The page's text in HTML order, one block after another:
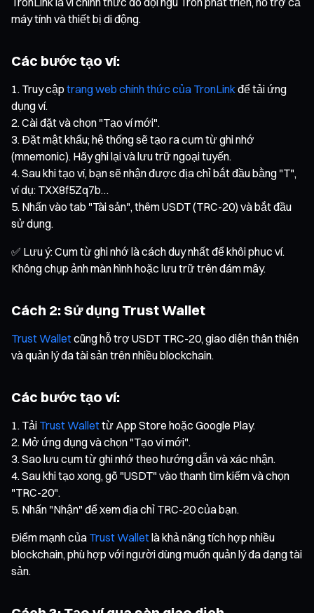
máy tính và thiết bị di động.
Các bước tạo ví:
Truy cập trang web chính thức của TronLinkđể tải ứng
dụng ví.
Cài đặt và chọn "Tạo ví mới".
Đặt mật khẩu; hệ thống sẽ tạo ra cụm từ ghi nhớ
(mnemonic). Hãy ghi lại và lưu trữ ngoại tuyến.
Sau khi tạo ví, bạn sẽ nhận được địa chỉ bắt đầu bằng "T",
ví dụ: TXX8f5Zq7b…
Nhấn vào tab "Tài sản", thêm USDT (TRC-20) và bắt đầu
sử dụng.
✅ Lưu ý: Cụm từ ghi nhớ là cách duy nhất để khôi phục ví.
Không chụp ảnh màn hình hoặc lưu trữ trên đám mây.
Cách 2: Sử dụng Trust Wallet
Trust Walletcũng hỗ trợ USDT TRC-20, giao diện thân thiện
và quản lý đa tài sản trên nhiều blockchain.
Các bước tạo ví:
Tải Trust Wallettừ App Store hoặc Google Play.
Mở ứng dụng và chọn "Tạo ví mới".
Sao lưu cụm từ ghi nhớ theo hướng dẫn và xác nhận.
Sau khi tạo xong, gõ "USDT" vào thanh tìm kiếm và chọn
"TRC-20".
Nhấn "Nhận" để xem địa chỉ TRC-20 của bạn.
Điểm mạnh của Trust Walletlà khả năng tích hợp nhiều
blockchain, phù hợp với người dùng muốn quản lý đa dạng tài
sản.